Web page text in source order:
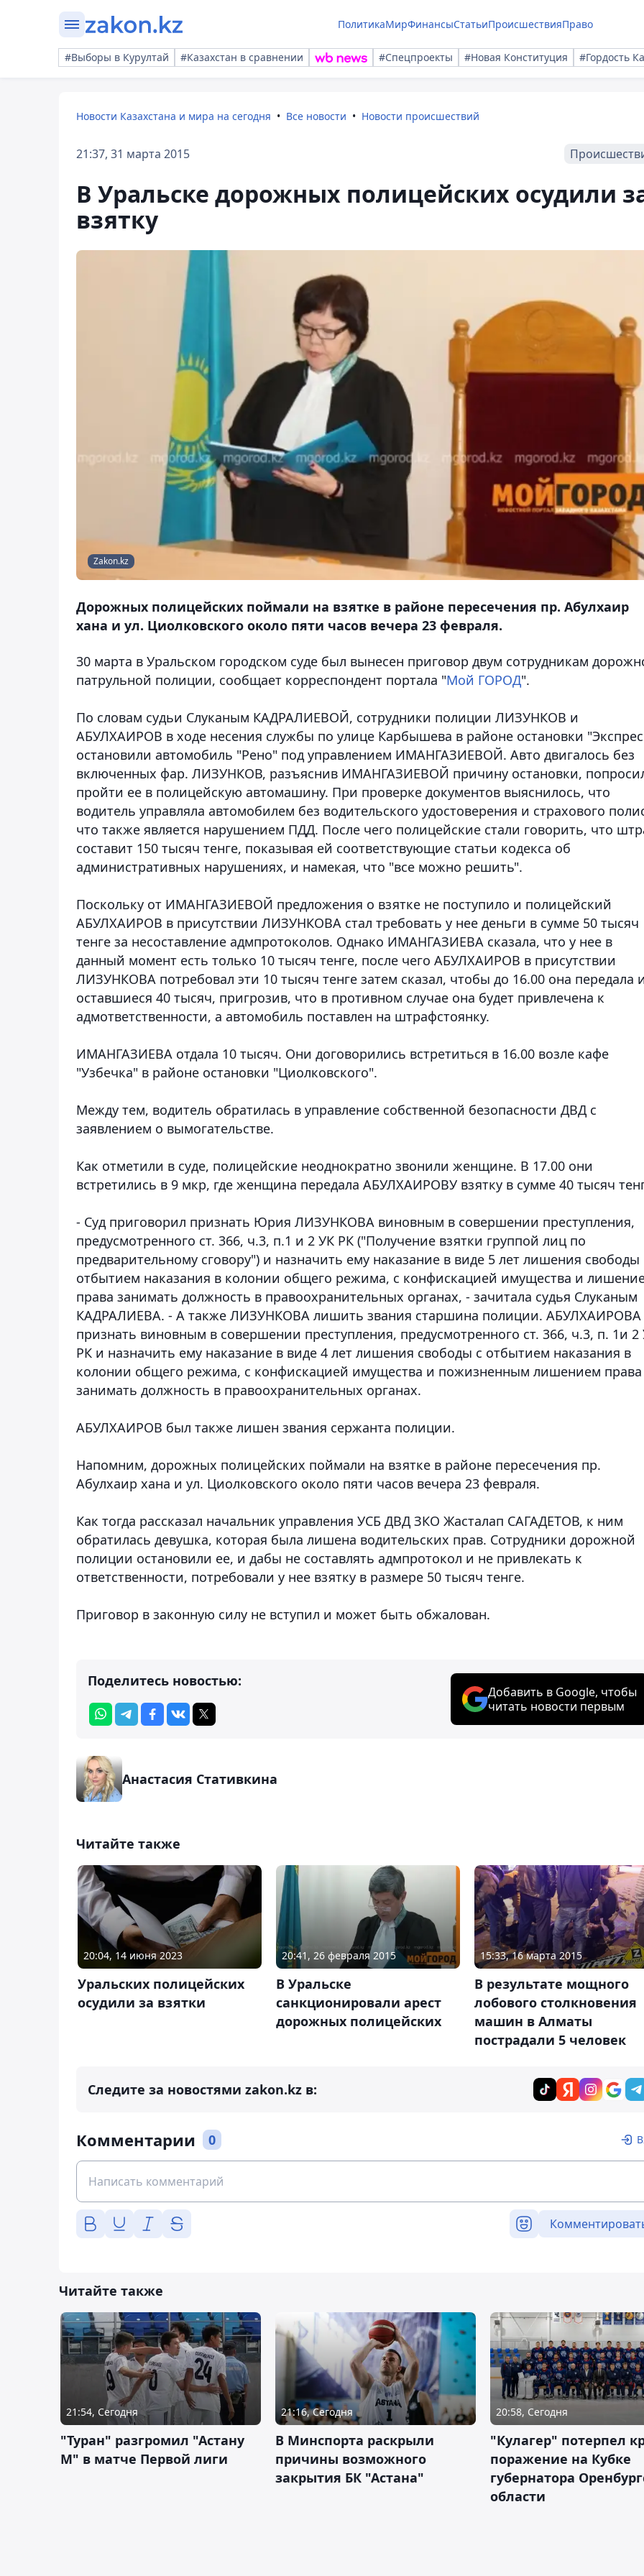
ПолитикаМирФинансыСтатьиПроисшествияПраво
#Выборы в Курултай #Казахстан в сравнении #Спецпроекты #Новая Конституция #Гордость
Новости Казахстана и мира на сегодня Все новости Новости происшествий
21:37, 31 марта 2015
В Уральске дорожных полицейских осудили
взятку
Zakon.kz
Дорожных полицейских поймали на взятке в районе пересечения пр. Абулхаир
хана и ул. Циолковского около пяти часов вечера 23 февраля.
30 марта в Уральском городском суде был вынесен приговор двум сотрудникам
патрульной полиции, сообщает корреспондент портала "Мой ГОРОД".
По словам судьи Слуканым КАДРАЛИЕВОЙ, сотрудники полиции ЛИЗУНКОВ и
АБУЛХАИРОВ в ходе несения службы по улице Карбышева в районе остановки
остановили автомобиль "Рено" под управлением ИМАНГАЗИЕВОЙ. Авто двигалось без
включенных фар. ЛИЗУНКОВ, разъяснив ИМАНГАЗИЕВОЙ причину остановки,
пройти ее в полицейскую автомашину. При проверке документов выяснилось, что
водитель управляла автомобилем без водительского удостоверения и страхового
что также является нарушением ПДД. После чего полицейские стали говорить, что
составит 150 тысяч тенге, показывая ей соответствующие статьи кодекса об
административных нарушениях, и намекая, что "все можно решить".
Поскольку от ИМАНГАЗИЕВОЙ предложения о взятке не поступило и полицейский
АБУЛХАИРОВ в присутствии ЛИЗУНКОВА стал требовать у нее деньги в сумме 50 тысяч
тенге за несоставление адмпротоколов. Однако ИМАНГАЗИЕВА сказала, что у нее в
данный момент есть только 10 тысяч тенге, после чего АБУЛХАИРОВ в присутствии
ЛИЗУНКОВА потребовал эти 10 тысяч тенге затем сказал, чтобы до 16.00 она передала
оставшиеся 40 тысяч, пригрозив, что в противном случае она будет привлечена к
адмответственности, а автомобиль поставлен на штрафстоянку.
ИМАНГАЗИЕВА отдала 10 тысяч. Они договорились встретиться в 16.00 возле кафе
"Узбечка" в районе остановки "Циолковского".
Между тем, водитель обратилась в управление собственной безопасности ДВД с
заявлением о вымогательстве.
Как отметили в суде, полицейские неоднократно звонили женщине. В 17.00 они
встретились в 9 мкр, где женщина передала АБУЛХАИРОВУ взятку в сумме 40 тысяч
- Суд приговорил признать Юрия ЛИЗУНКОВА виновным в совершении преступления,
предусмотренного ст. 366, ч.3, п.1 и 2 УК РК ("Получение взятки группой лиц по
предварительному сговору") и назначить ему наказание в виде 5 лет лишения свободы
отбытием наказания в колонии общего режима, с конфискацией имущества и
права занимать должность в правоохранительных органах, - зачитала судья Слуканым
КАДРАЛИЕВА. - А также ЛИЗУНКОВА лишить звания старшина полиции. АБУЛХАИРОВА
признать виновным в совершении преступления, предусмотренного ст. 366, ч.3, п. 1и 2
РК и назначить ему наказание в виде 4 лет лишения свободы с отбытием наказания в
колонии общего режима, с конфискацией имущества и пожизненным лишением права
занимать должность в правоохранительных органах.
АБУЛХАИРОВ был также лишен звания сержанта полиции.
Напомним, дорожных полицейских поймали на взятке в районе пересечения пр.
Абулхаир хана и ул. Циолковского около пяти часов вечера 23 февраля.
Как тогда рассказал начальник управления УСБ ДВД ЗКО Жасталап САГАДЕТОВ, к ним
обратилась девушка, которая была лишена водительских прав. Сотрудники дорожной
полиции остановили ее, и дабы не составлять адмпротокол и не привлекать к
ответственности, потребовали у нее взятку в размере 50 тысяч тенге.
Приговор в законную силу не вступил и может быть обжалован.
Поделитесь новостью:
Добавить в Google, чтобы
читать новости первым
Анастасия Стативкина
Читайте также
20:04, 14 июня 2023
Уральских полицейских
осудили за взятки
20:41, 26 февраля 2015
В Уральске
санкционировали арест
дорожных полицейских
15:33, 16 марта 2015
В результате мощного
лобового столкновения
машин в Алматы
пострадали 5 человек
Следите за новостями zakon.kz в:
Комментарии 0
Читайте также
21:54, Сегодня
"Туран" разгромил "Астану
М" в матче Первой лиги
21:16, Сегодня
В Минспорта раскрыли
причины возможного
закрытия БК "Астана"
20:58, Сегодня
"Кулагер" потерпел
поражение на Кубке
губернатора
области